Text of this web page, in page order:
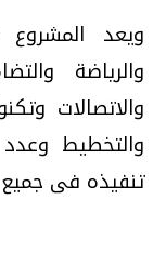
ويعد المشروع
والرياضة
والاتصالات
والتخطيط
تنفيذه فى جميع